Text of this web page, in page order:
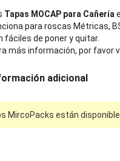
Tapas MOCAP para Cañería
para roscas Métricas,
fáciles de poner y quitar.
más información, por favor
adicional
MircoPacks están